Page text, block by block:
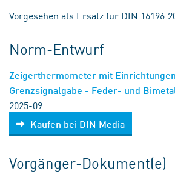
Vorgesehen als Ersatz für DIN
Norm-Entwurf
Zeigerthermometer mit
Grenzsignalgabe - Feder- und
2025-09
Kaufen bei DIN Media
Vorgänger-Dokument(e)